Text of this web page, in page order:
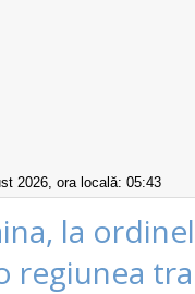
2026, ora locală: 05:43
la
regiunea